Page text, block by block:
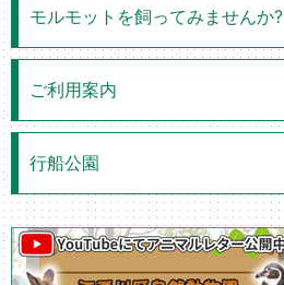
モルモットを飼ってみませんか?
ご利用案内
行船公園